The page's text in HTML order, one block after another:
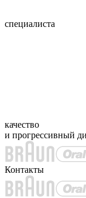
специалиста
качество
и прогрессивный
Контакты